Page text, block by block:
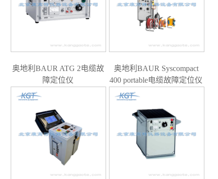
奥地利BAUR ATG 2电缆故
障定位仪
奥地利BAUR Syscompact
400 portable电缆故障定位仪